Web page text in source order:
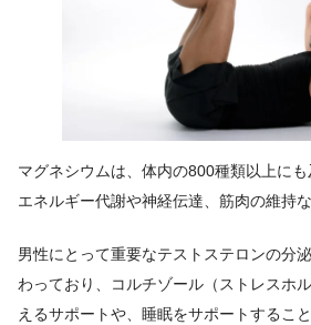
マグネシウムは、体内の800種類以上にも
エネルギー代謝や神経伝達、筋肉の維持
男性にとって重要なテストステロンの分
わっており、コルチゾール（ストレスホ
えるサポートや、睡眠をサポートするこ